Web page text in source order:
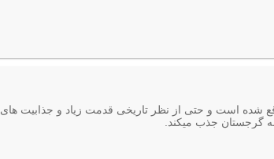
شده است و حتی از نظر تاریخی قدمت زیاد و جذابیت های
گرجستان جذب میکند.